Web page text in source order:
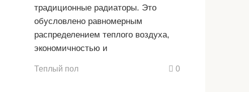
традиционные радиаторы. Это
обусловлено равномерным
распределением теплого воздуха,
экономичностью и
Теплый пол 0